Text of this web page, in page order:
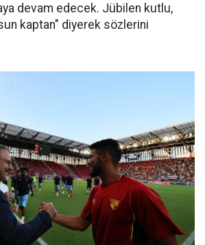
devam edecek. Jübilen kutlu,
kaptan" diyerek sözlerini